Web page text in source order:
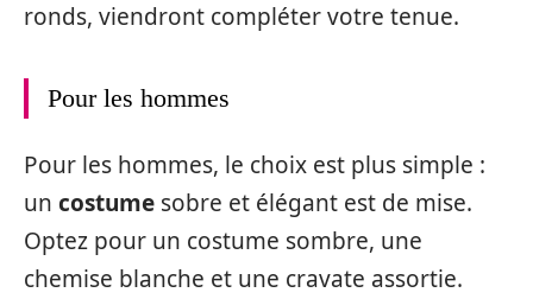
ronds, viendront compléter votre tenue.
Pour les hommes
Pour les hommes, le choix est plus simple :
un costume sobre et élégant est de mise.
Optez pour un costume sombre, une
chemise blanche et une cravate assortie.